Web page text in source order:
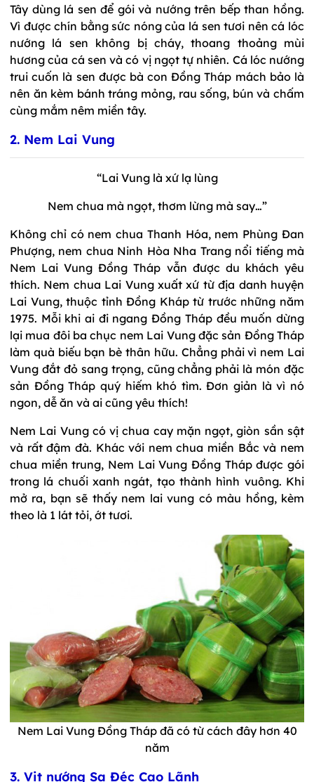
Tây dùng lá sen để gói và nướng trên bếp than hồng.
Vì được chín bằng sức nóng của lá sen tươi nên cá lóc
nướng lá sen không bị cháy, thoang thoảng mùi
hương của cá sen và có vị ngọt tự nhiên. Cá lóc nướng
trui cuốn là sen được bà con Đồng Tháp mách bảo là
nên ăn kèm bánh tráng mỏng, rau sống, bún và chấm
cùng mắm nêm miền tây.
2. Nem Lai Vung
“Lai Vung là xứ lạ lùng
Nem chua mà ngọt, thơm lừng mà say…”
Không chỉ có nem chua Thanh Hóa, nem Phùng Đan
Phượng, nem chua Ninh Hòa Nha Trang nổi tiếng mà
Nem Lai Vung Đồng Tháp vẫn được du khách yêu
thích. Nem chua Lai Vung xuất xứ từ địa danh huyện
Lai Vung, thuộc tỉnh Đồng Kháp từ trước những năm
1975. Mỗi khi ai đi ngang Đồng Tháp đều muốn dừng
lại mua đôi ba chục nem Lai Vung đặc sản Đồng Tháp
làm quà biếu bạn bè thân hữu. Chẳng phải vì nem Lai
Vung đắt đỏ sang trọng, cũng chẳng phải là món đặc
sản Đồng Tháp quý hiếm khó tìm. Đơn giản là vì nó
ngon, dễ ăn và ai cũng yêu thích!
Nem Lai Vung có vị chua cay mặn ngọt, giòn sần sật
và rất đậm đà. Khác với nem chua miền Bắc và nem
chua miền trung, Nem Lai Vung Đồng Tháp được gói
trong lá chuối xanh ngát, tạo thành hình vuông. Khi
mở ra, bạn sẽ thấy nem lai vung có màu hồng, kèm
theo là 1 lát tỏi, ớt tươi.
Nem Lai Vung Đồng Tháp đã có từ cách đây hơn 40
năm
3. Vịt nướng Sa Đéc Cao Lãnh